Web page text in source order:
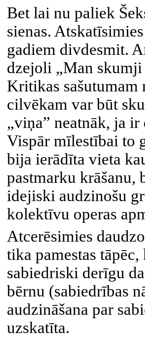
Bet lai nu paliek
sienas.
gadiem divdesmit.
dzejoli „Man skumji
Kritikas sašutumam
cilvēkam var būt
„viņa” neatnāk, ja
Vispār mīlestībai to
bija ierādīta vieta
pastmarku krāšanu,
idejiski audzinošu
kolektīvu operas
Atcerēsimies
tika pamestas
sabiedriski derīgu
bērnu (sabiedrības
audzināšana par
uzskatīta.